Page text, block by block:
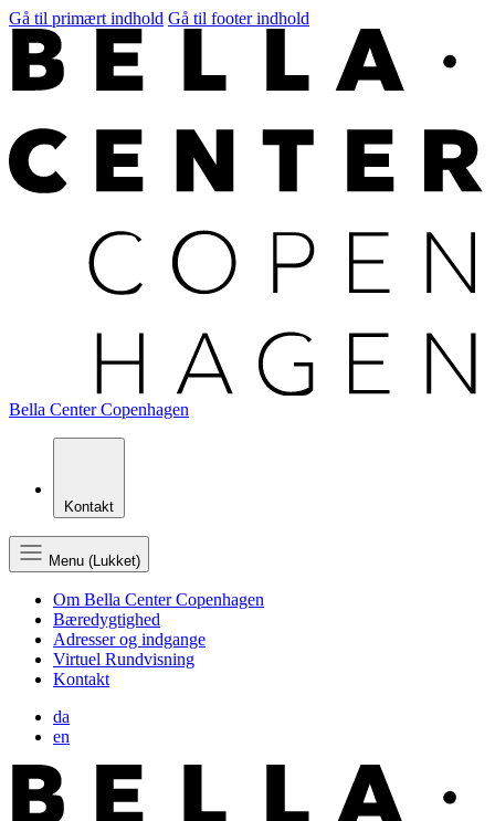
Gå til primært indhold Gå til footer indhold
Bella Center Copenhagen
Kontakt
Menu (Lukket)
Om Bella Center Copenhagen
Bæredygtighed
Adresser og indgange
Virtuel Rundvisning
Kontakt
da
en